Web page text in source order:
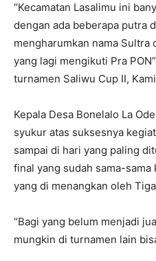
“Kecamatan Lasalimu ini
dengan ada beberapa putra
mengharumkan nama Sultra
yang lagi mengikuti Pra
turnamen Saliwu Cup II,
Kepala Desa Bonelalo La
syukur atas suksesnya
sampai di hari yang paling
final yang sudah sama-
yang di menangkan oleh
“Bagi yang belum menjadi
mungkin di turnamen lain